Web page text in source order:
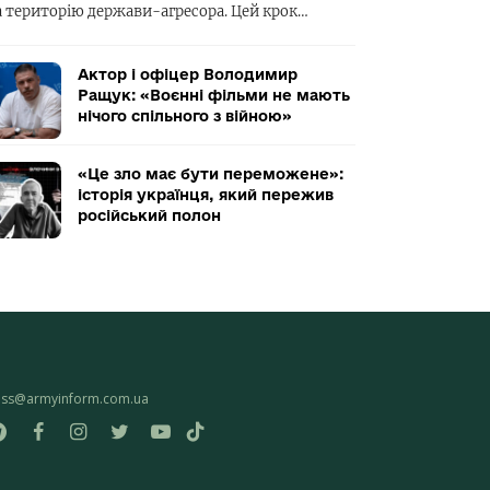
територію держави-агресора. Цей крок…
Актор і офіцер Володимир
Ращук: «Воєнні фільми не мають
нічого спільного з війною»
«Це зло має бути переможене»:
історія українця, який пережив
російський полон